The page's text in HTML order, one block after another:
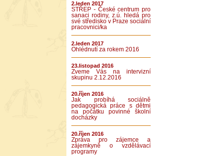
2.leden 2017
STŘEP - České centrum pro
sanaci rodiny, z.ú. hledá pro
své středisko v Praze sociální
pracovnici/ka
2.leden 2017
Ohlédnutí za rokem 2016
23.listopad 2016
Zveme Vás na intervizní
skupinu 2.12.2016
20.říjen 2016
Jak probíhá sociálně
pedagogická práce s dětmi
na počátku povinné školní
docházky
20.říjen 2016
Zpráva pro zájemce a
zájemkyně o vzdělávací
programy